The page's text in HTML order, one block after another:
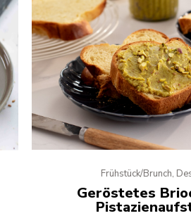
Frühstück/Brunch,
Geröstetes